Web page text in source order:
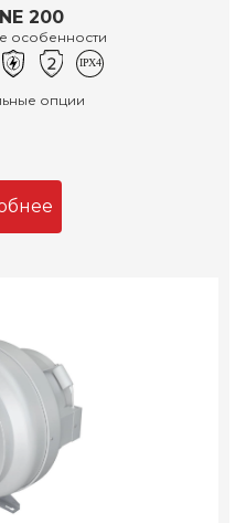
200
особенности
опции